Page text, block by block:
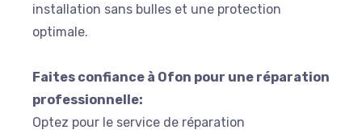
installation sans bulles et une protection
optimale.
Faites confiance à Ofon pour une réparation
professionnelle:
Optez pour le service de réparation